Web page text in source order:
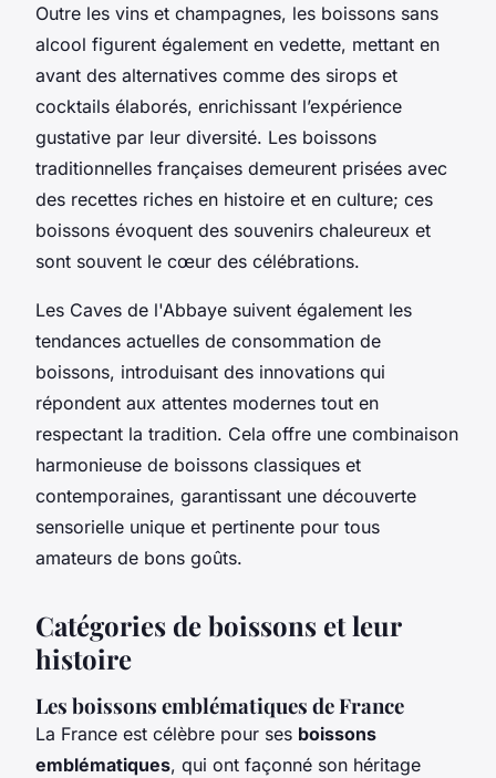
Outre les vins et champagnes, les boissons sans
alcool figurent également en vedette, mettant en
avant des alternatives comme des sirops et
cocktails élaborés, enrichissant l’expérience
gustative par leur diversité. Les boissons
traditionnelles françaises demeurent prisées avec
des recettes riches en histoire et en culture; ces
boissons évoquent des souvenirs chaleureux et
sont souvent le cœur des célébrations.
Les Caves de l'Abbaye suivent également les
tendances actuelles de consommation de
boissons, introduisant des innovations qui
répondent aux attentes modernes tout en
respectant la tradition. Cela offre une combinaison
harmonieuse de boissons classiques et
contemporaines, garantissant une découverte
sensorielle unique et pertinente pour tous
amateurs de bons goûts.
Catégories de boissons et leur
histoire
Les boissons emblématiques de France
La France est célèbre pour ses boissons
emblématiques, qui ont façonné son héritage